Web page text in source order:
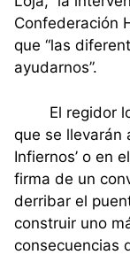
Confederación
que “las
ayudarnos”.
El regidor
que se llevarán
Infiernos’ o en
firma de un
derribar el
construir uno
consecuencias